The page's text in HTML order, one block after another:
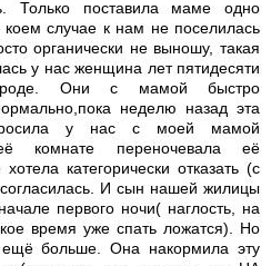
Только поставила маме одно
случае к нам не поселилась
органически не выношу, такая
у нас женщина лет пятидесяти
Они с мамой быстро
неделю назад эта
у нас с моей мамой
комнате переночевала её
категорически отказать (с
И сын нашей жилицы
первого ночи( наглость, на
время уже спать ложатся). Но
больше. Она накормила эту